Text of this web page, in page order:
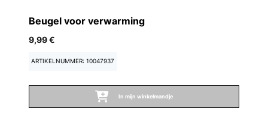
Beugel voor verwarming
9,99 €
ARTIKELNUMMER: 10047937
In mijn winkelmandje